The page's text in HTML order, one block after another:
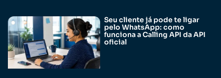
Seu cliente já pode te ligar
pelo WhatsApp: como
funciona a Calling API da API
oficial